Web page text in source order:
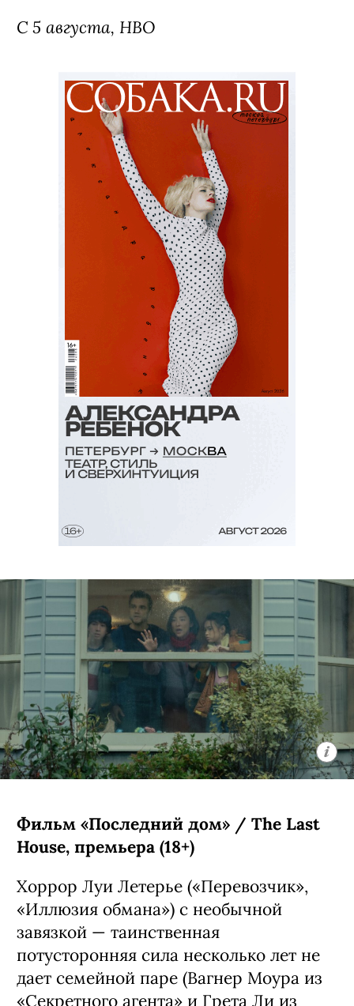
С 5 августа, HBO
Фильм «Последний дом» / The Last
House, премьера (18+)
Хоррор Луи Летерье («Перевозчик»,
«Иллюзия обмана») с необычной
завязкой — таинственная
потусторонняя сила несколько лет не
дает семейной паре (Вагнер Моура из
«Секретного агента» и Грета Ли из